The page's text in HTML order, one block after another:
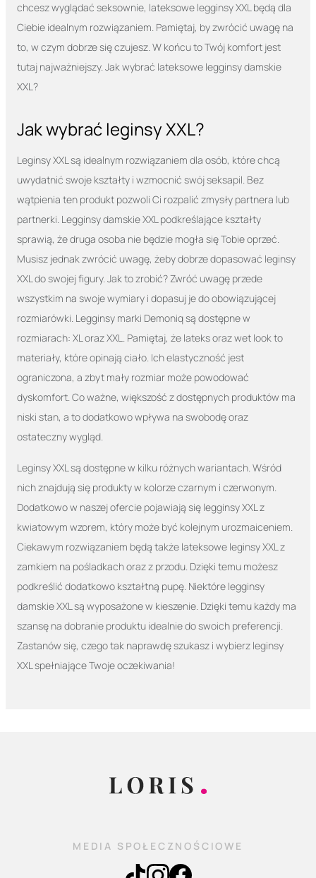
chcesz wyglądać seksownie, lateksowe legginsy XXL będą dla
Ciebie idealnym rozwiązaniem. Pamiętaj, by zwrócić uwagę na
to, w czym dobrze się czujesz. W końcu to Twój komfort jest
tutaj najważniejszy. Jak wybrać lateksowe legginsy damskie
XXL?
Jak wybrać leginsy XXL?
Leginsy XXL są idealnym rozwiązaniem dla osób, które chcą
uwydatnić swoje kształty i wzmocnić swój seksapil. Bez
wątpienia ten produkt pozwoli Ci rozpalić zmysły partnera lub
partnerki. Legginsy damskie XXL podkreślające kształty
sprawią, że druga osoba nie będzie mogła się Tobie oprzeć.
Musisz jednak zwrócić uwagę, żeby dobrze dopasować leginsy
XXL do swojej figury. Jak to zrobić? Zwróć uwagę przede
wszystkim na swoje wymiary i dopasuj je do obowiązującej
rozmiarówki. Legginsy marki Demoniq są dostępne w
rozmiarach: XL oraz XXL. Pamiętaj, że lateks oraz wet look to
materiały, które opinają ciało. Ich elastyczność jest
ograniczona, a zbyt mały rozmiar może powodować
dyskomfort. Co ważne, większość z dostępnych produktów ma
niski stan, a to dodatkowo wpływa na swobodę oraz
ostateczny wygląd.
Leginsy XXL są dostępne w kilku różnych wariantach. Wśród
nich znajdują się produkty w kolorze czarnym i czerwonym.
Dodatkowo w naszej ofercie pojawiają się legginsy XXL z
kwiatowym wzorem, który może być kolejnym urozmaiceniem.
Ciekawym rozwiązaniem będą także lateksowe leginsy XXL z
zamkiem na pośladkach oraz z przodu. Dzięki temu możesz
podkreślić dodatkowo kształtną pupę. Niektóre legginsy
damskie XXL są wyposażone w kieszenie. Dzięki temu każdy ma
szansę na dobranie produktu idealnie do swoich preferencji.
Zastanów się, czego tak naprawdę szukasz i wybierz leginsy
XXL spełniające Twoje oczekiwania!
MEDIA SPOŁECZNOŚCIOWE